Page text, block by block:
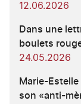
12.06.2026
Dans une
boulets
24.05.2026
Marie-
son «anti-